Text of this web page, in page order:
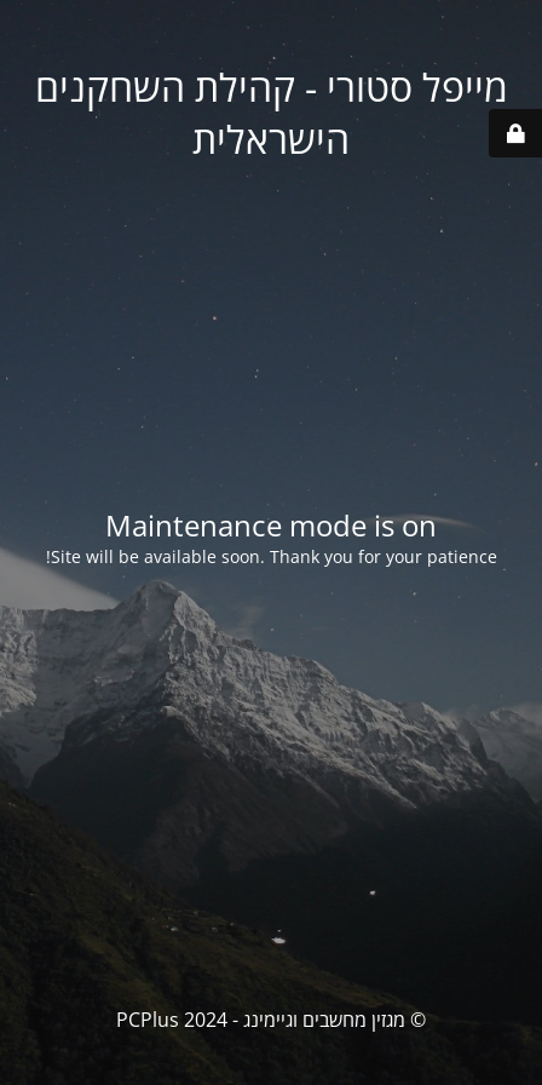
מייפל סטורי - קהילת השחקנים
הישראלית
Maintenance mode is on
Site will be available soon. Thank you for your patience!
© מגזין מחשבים וגיימינג - PCPlus 2024